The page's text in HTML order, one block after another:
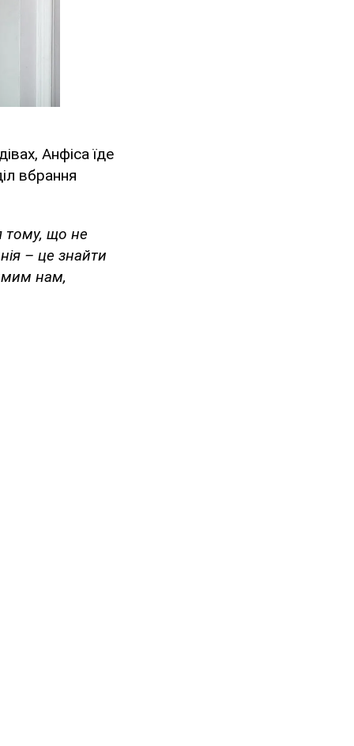
Анфіса їде
вбрання
тому, що не
– це знайти
нам,